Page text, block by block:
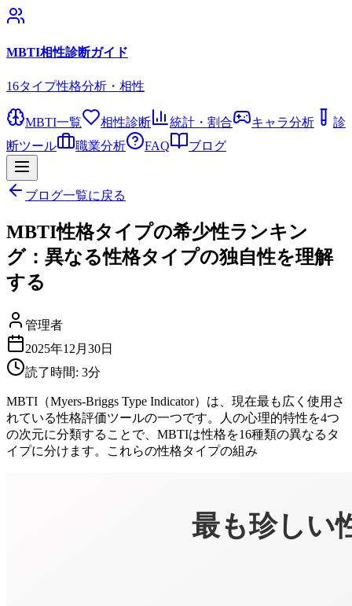
MBTI相性診断ガイド
16タイプ性格分析・相性
MBTI一覧 相性診断 統計・割合 キャラ分析
診
断ツール
職業分析 FAQ ブログ
ブログ一覧に戻る
MBTI性格タイプの希少性ランキン
グ：異なる性格タイプの独自性を理解
する
管理者
2025年12月30日
読了時間: 3分
MBTI（Myers-Briggs Type Indicator）は、現在最も広く使用さ
れている性格評価ツールの一つです。人の心理的特性を4つ
の次元に分類することで、MBTIは性格を16種類の異なるタ
イプに分けます。これらの性格タイプの組み